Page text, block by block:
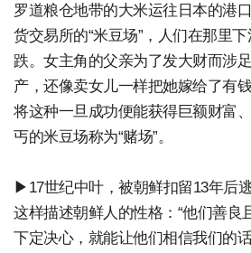
罗道粮仓地带的大米运往日本的港
货交易所的“米豆场”，人们在那里
跌。女主角的父亲为了发大财而涉
产，还像卖女儿一样把她嫁给了有
将这种一旦成功便能获得巨额财富
丐的米豆场称为“赌场”。
▶17世纪中叶，被朝鲜扣留13年后
这样描述朝鲜人的性格：“他们善良
下定决心，就能让他们相信我们的